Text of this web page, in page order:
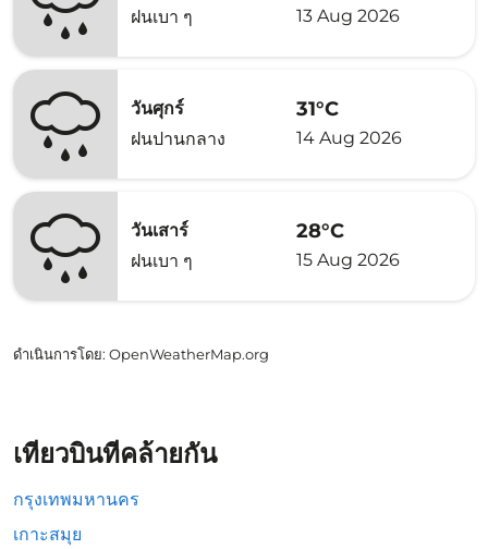
ฝนเบา ๆ
13 Aug 2026
วันศุกร์
ฝนปานกลาง
31°C
14 Aug 2026
วันเสาร์
ฝนเบา ๆ
28°C
15 Aug 2026
ดำเนินการโดย: OpenWeatherMap.org
เที่ยวบินที่คล้ายกัน
กรุงเทพมหานคร
เกาะสมุย